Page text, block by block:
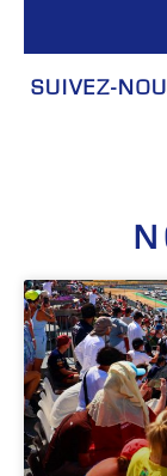
SUIVEZ-